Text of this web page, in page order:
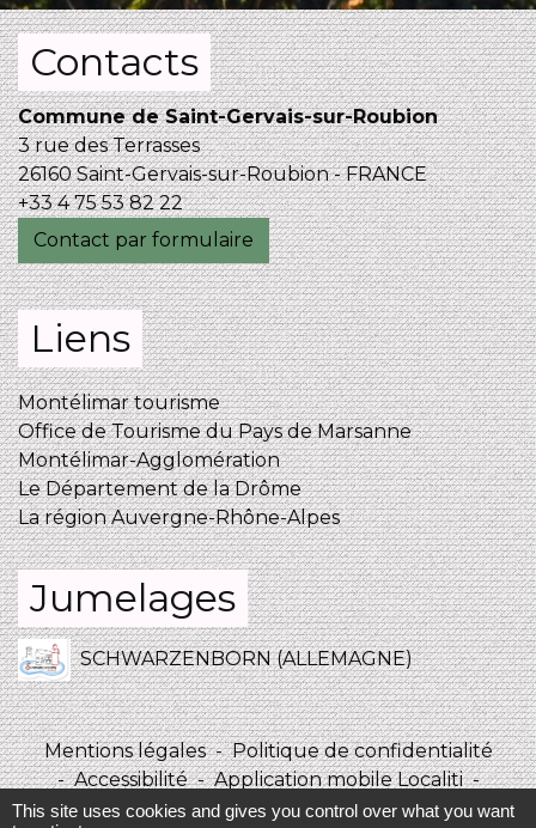
Contacts
Commune de Saint-Gervais-sur-Roubion
3 rue des Terrasses
26160 Saint-Gervais-sur-Roubion - FRANCE
+33 4 75 53 82 22
Contact par formulaire
Liens
Montélimar tourisme
Office de Tourisme du Pays de Marsanne
Montélimar-Agglomération
Le Département de la Drôme
La région Auvergne-Rhône-Alpes
Jumelages
SCHWARZENBORN (ALLEMAGNE)
Mentions légales - Politique de confidentialité
- Accessibilité - Application mobile Localiti -
Plan du site - Gestion des cookies
This site uses cookies and gives you control over what you want